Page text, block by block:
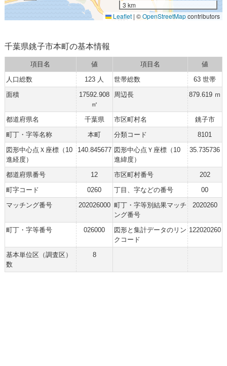
3 km
Leaflet | ©OpenStreetMapcontributors
千葉県銚子市本町の基本情報
項目名 値 項目名
値
人口総数
123 人 世帯総数
63 世帯
面積
17592.908
㎡
周辺長 879.619 ｍ
都道府県名 千葉県 市区町村名
銚子市
町丁・字等名称
本町 分類コード
8101
図形中心点Ｘ座標（10
進経度）
140.845677 図形中心点Ｙ座標（10
進緯度）
35.735736
都道府県番号 12 市区町村番号
202
町字コード
0260 丁目、字などの番号
00
マッチング番号
202026000 町丁・字等別結果マッチ
ング番号
2020260
町丁・字等番号 026000
図形と集計データのリン
クコード
122020260
基本単位区（調査区）
数
8